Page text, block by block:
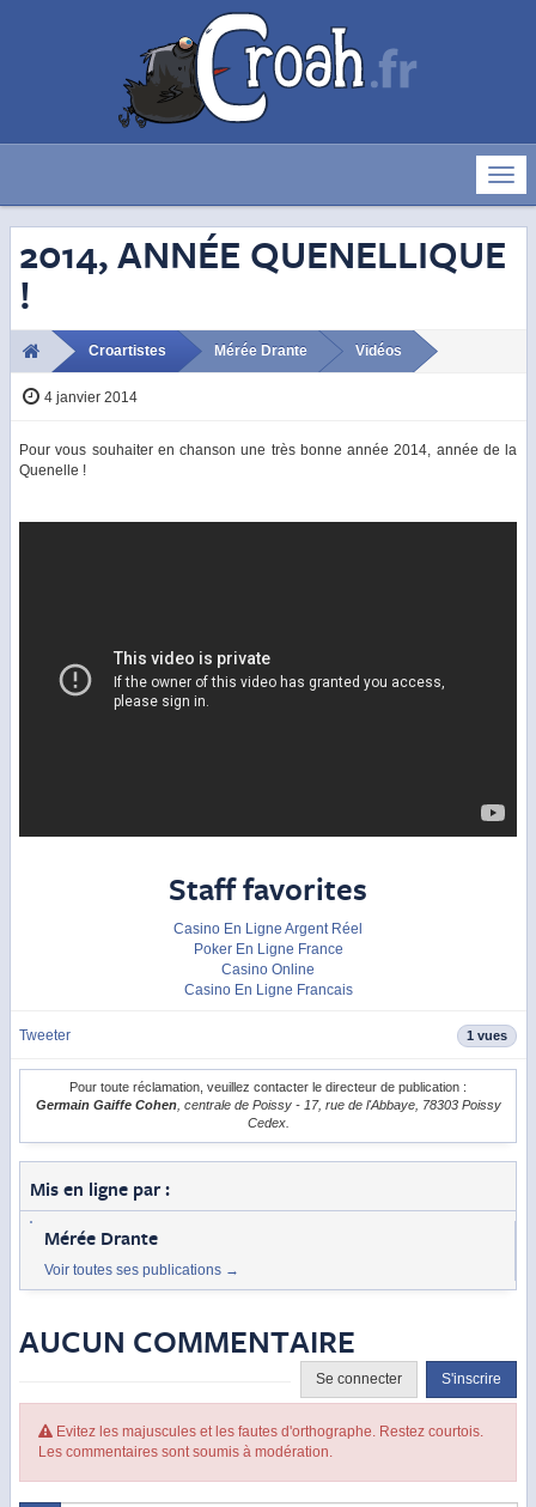
la
2014, ANNÉE QUENELLIQUE
!
Croartistes Mérée Drante Vidéos
4 janvier 2014
Pour vous souhaiter en chanson une très bonne année 2014, année de la
Quenelle !
Staff favorites
Casino En Ligne Argent Réel
Poker En Ligne France
Casino Online
Casino En Ligne Francais
Tweeter 1 vues
Pour toute réclamation, veuillez contacter le directeur de publication :
Germain Gaiffe Cohen, centrale de Poissy - 17, rue de l'Abbaye, 78303 Poissy
Cedex.
Mis en ligne par :
Mérée Drante
Voir toutes ses publications →
AUCUN COMMENTAIRE
Se connecter S'inscrire
Evitez les majuscules et les fautes d'orthographe. Restez courtois.
Les commentaires sont soumis à modération.